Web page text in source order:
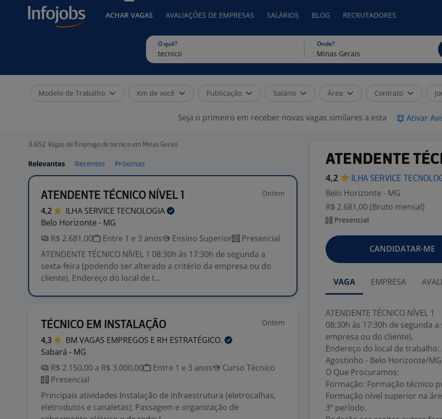
ACHAR VAGAS AVALIAÇÕES DE EMPRESAS SALÁRIOS BLOG RECRUTADORES
O quê? Onde?
Modelo de Trabalho Km de você Publicação Salário Área Contrato
Seja o primeiro em receber novas vagas similares a esta Ativar
3.652 Vagas de Emprego de tecnico em Minas Gerais
Relevantes Recentes Próximas
ATENDENTE TÉCNICO NÍVEL 1 Ontem
4,2 ILHA SERVICE TECNOLOGIA
Belo Horizonte - MG
R$ 2.681,00
Entre 1 e 3 anos Ensino Superior
Presencial
ATENDENTE TÉCNICO NÍVEL 1 08:30h às 17:30h de segunda a
sexta-feira (podendo ser alterado a critério da empresa ou do
cliente). Endereço do local de t...
TÉCNICO EM INSTALAÇÃO Ontem
4,3 BM VAGAS EMPREGOS E RH ESTRATÉGICO.
Sabará - MG
R$ 2.150,00 a R$ 3.000,00
Entre 1 e 3 anos
Curso Técnico
Presencial
Principais atividades Instalação de infraestrutura (eletrocalhas,
eletrodutos e canaletas); Passagem e organização de
ATENDENTE
4,2 ILHA SERVICE
Belo Horizonte - MG
R$ 2.681,00 (Bruto mensal)
Presencial
CANDIDATAR-ME
VAGA EMPRESA
ATENDENTE TÉCNICO NÍVEL 1
08:30h às 17:30h de segunda
empresa ou do cliente).
Endereço do local de trabalho:
Agostinho - Belo Horizonte/MG,
O Que Procuramos:
Formação: Formação técnico
Formação nível superior na
3º período.